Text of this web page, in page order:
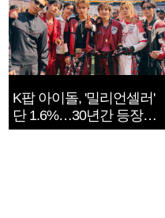
K팝 아이돌, '밀리언셀러'
단 1.6%…30년간 등장
1182개팀 전수조사